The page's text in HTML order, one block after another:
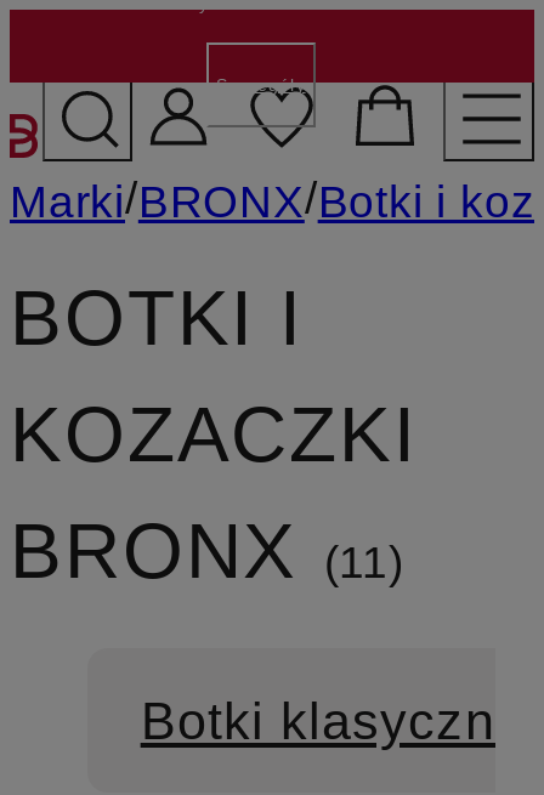
PRZEJDŹ DO GŁÓWNEJ
Szczegóły
Marki/BRONX/Botki i
BOTKI I
KOZACZKI
BRONX
11
Botki klasyczne